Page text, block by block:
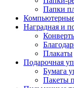
Папки
Наградная и
Плакаты
Подарочная
Бумага
Пакеты